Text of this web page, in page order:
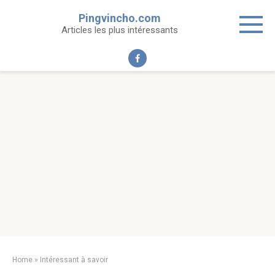
Pingvincho.com
Articles les plus intéressants
Home » Intéressant à savoir